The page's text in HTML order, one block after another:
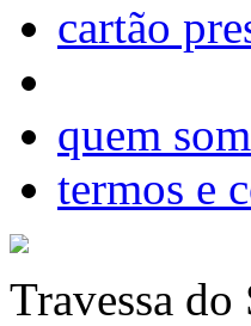
cartão
quem
termos e
Travessa